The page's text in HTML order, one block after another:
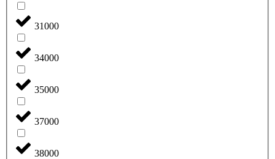
31000
34000
35000
37000
38000